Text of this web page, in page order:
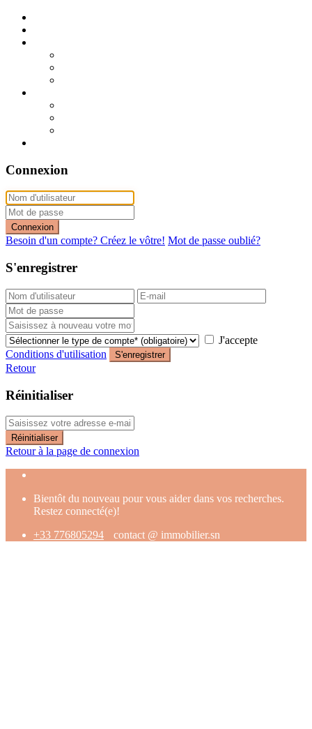
Connexion
Connexion
Besoin d'un compte? Créez le vôtre! Mot de passe oublié?
S'enregistrer
J'accepte
Conditions d'utilisation
S'enregistrer
Retour
Réinitialiser
Réinitialiser
Retour à la page de connexion
Bientôt du nouveau pour vous aider dans vos recherches.
Restez connecté(e)!
+33 776805294
contact @ immobilier.sn